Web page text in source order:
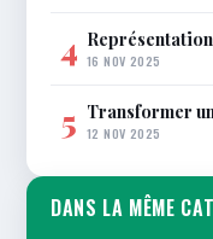
4 16 NOV 2025
5 Transformer
12 NOV 2025
DANS LA MÊME